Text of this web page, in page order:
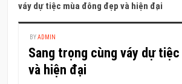
váy dự tiệc mùa đông đẹp và hiện đại
BYADMIN
Sang trọng cùng váy dự
và hiện đại